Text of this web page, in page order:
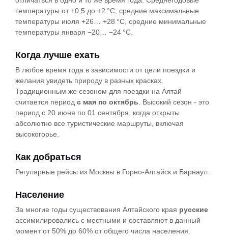
температуры от +0,5 до +2 °C, средние максимальные
температуры июля +26… +28 °C, средние минимальные
температуры января −20… −24 °C.
Когда лучше ехать
В любое время года в зависимости от цели поездки и
желания увидеть природу в разных красках.
Традиционным же сезоном для поездки на Алтай
считается период с мая по октябрь. Высокий сезон - это
период с 20 июня по 01 сентября, когда открыты
абсолютно все туристические маршруты, включая
высокогорье.
Как добраться
Регулярные рейсы из Москвы в Горно-Алтайск и Барнаул.
Население
За многие годы существования Алтайского края русские
ассимилировались с местными и составляют в данный
момент от 50% до 60% от общего числа населения.